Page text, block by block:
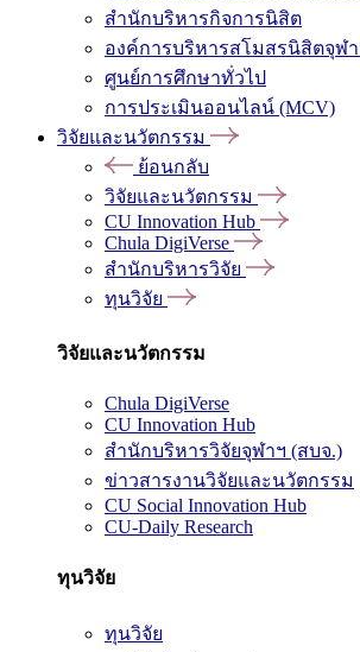
สำนักบริหารกิจการนิสิต
องค์การบริหารสโมสรนิสิตจุฬา
ศูนย์การศึกษาทั่วไป
การประเมินออนไลน์ (MCV)
วิจัยและนวัตกรรม
ย้อนกลับ
วิจัยและนวัตกรรม
CU Innovation Hub
Chula DigiVerse
สำนักบริหารวิจัย
ทุนวิจัย
วิจัยและนวัตกรรม
Chula DigiVerse
CU Innovation Hub
สำนักบริหารวิจัยจุฬาฯ (สบจ.)
ข่าวสารงานวิจัยและนวัตกรรม
CU Social Innovation Hub
CU-Daily Research
ทุนวิจัย
ทุนวิจัย